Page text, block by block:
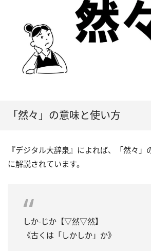
「然々」の意味と使い方
『デジタル大辞泉』によれば、「然々」
に解説されています。
しか‐じか【▽然▽然】
《古くは「しかしか」か》